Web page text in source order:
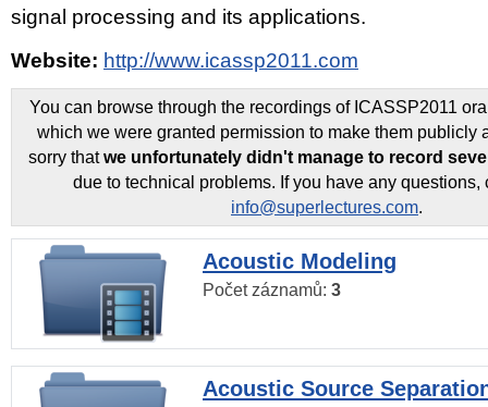
signal processing and its applications.
Website: http://www.icassp2011.com
You can browse through the recordings of ICASSP2011
which we were granted permission to make them publicly
sorry thatwe unfortunately didn't manage to record
due to technical problems. If you have any questions,
info@superlectures.com.
Acoustic Modeling
Počet záznamů: 3
Acoustic Source